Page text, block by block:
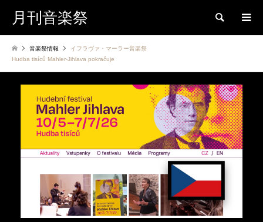
月刊音楽祭 検索
音楽祭情報
イフラヴァ・マーラー音楽祭
Hudba tisíců Mahler-Jihlava pokračuje